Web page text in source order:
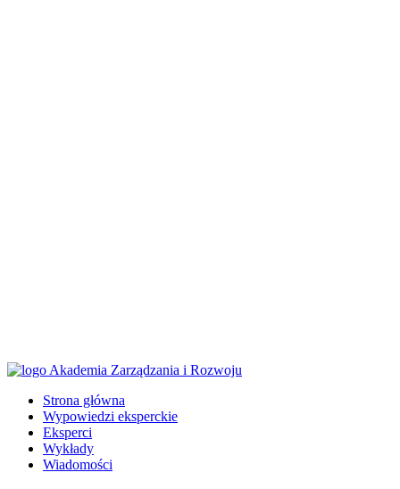
Strona główna
Wypowiedzi eksperckie
Eksperci
Wykłady
Wiadomości